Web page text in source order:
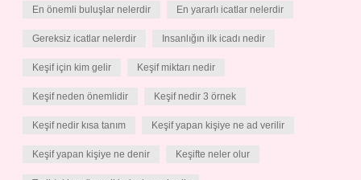
En önemli buluşlar nelerdir En yararlı icatlar nelerdir
Gereksiz icatlar nelerdir Insanlığın ilk icadı nedir
Keşif için kim gelir Keşif miktarı nedir
Keşif neden önemlidir Keşif nedir 3 örnek
Keşif nedir kısa tanım Keşif yapan kişiye ne ad verilir
Keşif yapan kişiye ne denir Keşifte neler olur